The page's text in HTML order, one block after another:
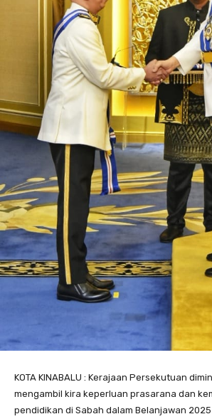
KOTA KINABALU : Kerajaan Persekutuan
mengambil kira keperluan prasarana dan
pendidikan di Sabah dalam Belanjawan